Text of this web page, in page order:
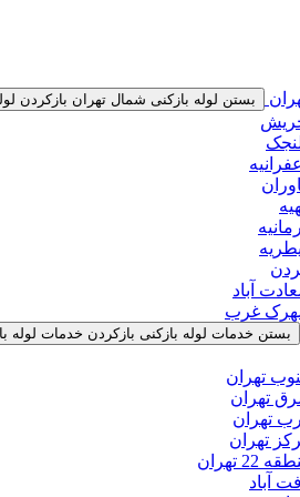
بستن لوله بازکنی شمال تهران بازکردن
آباد
شهرک غرب
بستن خدمات لوله بازکنی بازکردن خدمات لوله
تهران
تهران
تهران
تهران
تهران
آباد